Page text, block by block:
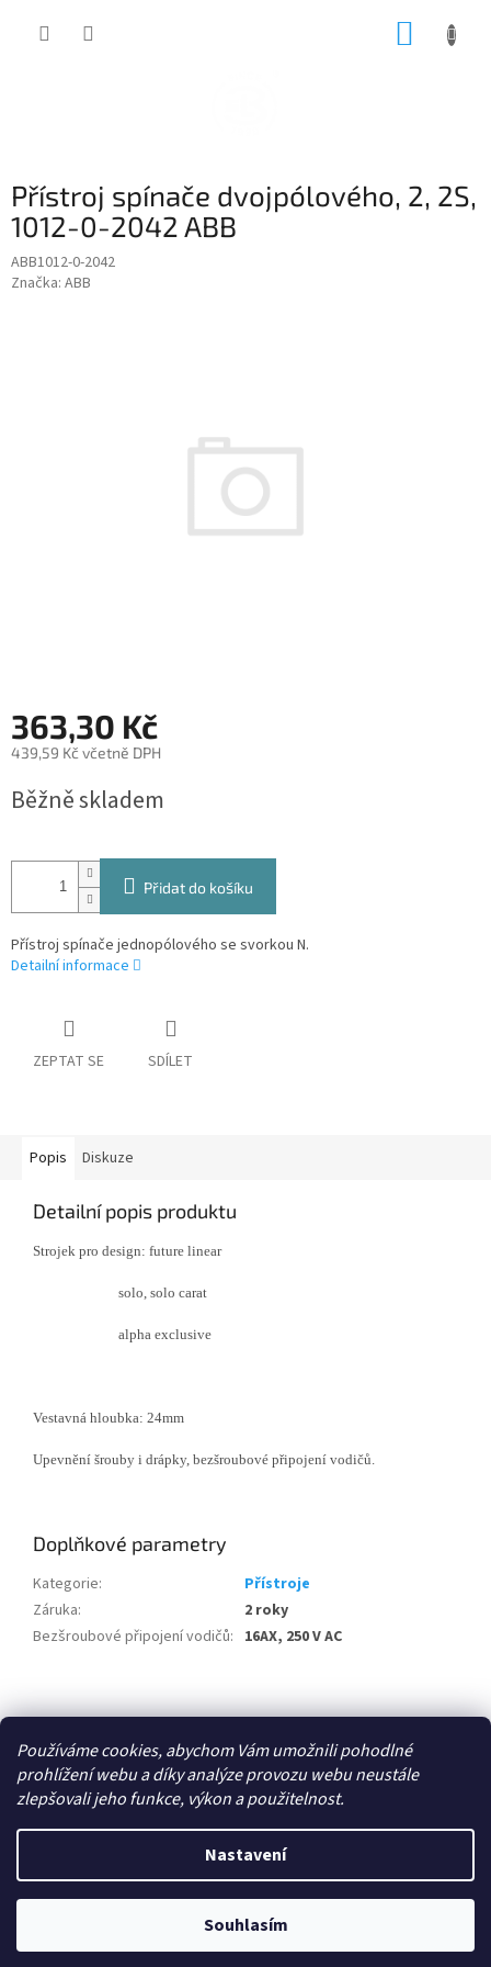
Používáme cookies, abychom Vám umožnili pohodlné
prohlížení webu a díky analýze provozu webu neustále
zlepšovali jeho funkce, výkon a použitelnost.
Nastavení
Souhlasím
Přístroj spínače dvojpólového, 2, 2S,
1012-0-2042 ABB
ABB1012-0-2042
Značka: ABB
363,30 Kč
439,59 Kč včetně DPH
cena:
Běžně skladem
Přidat do košíku
Přístroj spínače jednopólového se svorkou N.
Detailní informace
ZEPTAT SE SDÍLET
Popis Diskuze
Detailní popis produktu
Strojek pro design: future linear
solo, solo carat
alpha exclusive
Vestavná hloubka: 24mm
Upevnění šrouby i drápky, bezšroubové připojení vodičů.
Doplňkové parametry
Kategorie:
Přístroje
Záruka:
2 roky
Bezšroubové připojení vodičů: 16AX, 250 V AC
á
Copyright 2026E-shop - 3EL Group, s.r.o.. Všechna práva
vyhrazena.